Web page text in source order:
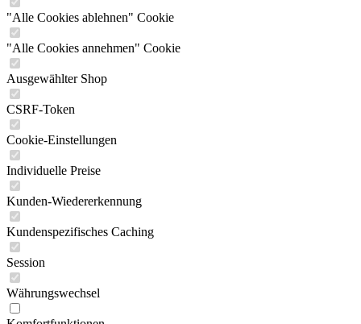
"Alle Cookies ablehnen" Cookie
"Alle Cookies annehmen" Cookie
Ausgewählter Shop
CSRF-Token
Cookie-Einstellungen
Individuelle Preise
Kunden-Wiedererkennung
Kundenspezifisches Caching
Session
Währungswechsel